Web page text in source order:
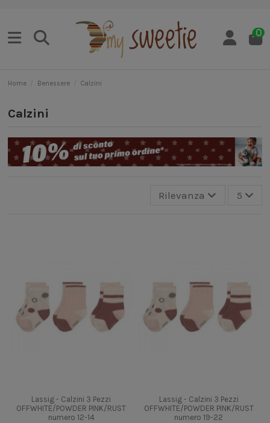
0
Home Benessere Calzini
Calzini
Rilevanza 5
Lassig - Calzini 3 Pezzi
OFFWHITE/POWDER PINK/RUST
numero 12-14
Lassig - Calzini 3 Pezzi
OFFWHITE/POWDER PINK/RUST
numero 19-22